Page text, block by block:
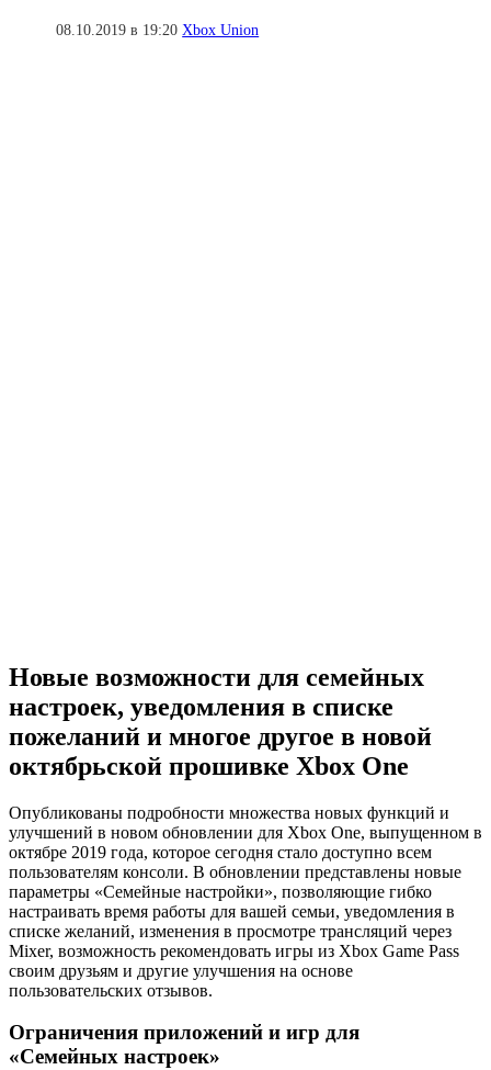
08.10.2019 в 19:20Xbox Union
Новые возможности для семейных
настроек, уведомления в списке
пожеланий и многое другое в новой
октябрьской прошивке Xbox One
Опубликованы подробности множества новых функций и
улучшений в новом обновлении для Xbox One, выпущенном в
октябре 2019 года, которое сегодня стало доступно всем
пользователям консоли. В обновлении представлены новые
параметры «Семейные настройки», позволяющие гибко
настраивать время работы для вашей семьи, уведомления в
списке желаний, изменения в просмотре трансляций через
Mixer, возможность рекомендовать игры из Xbox Game Pass
своим друзьям и другие улучшения на основе
пользовательских отзывов.
Ограничения приложений и игр для
«Семейных настроек»